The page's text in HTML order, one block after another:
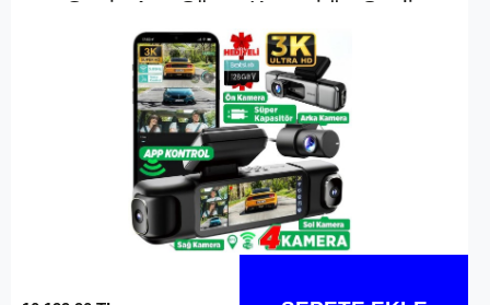
Geniş Açı+Süper Kapasitör+Sesli
Kontrol+Gece Görüşlü (128GB HAFIZA
KARTI HEDİYELİ)